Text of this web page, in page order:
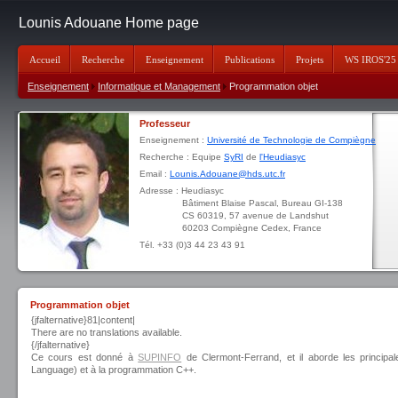
Accueil Recherche Enseignement Publications Projets WS IROS'25
Enseignement Informatique et Management Programmation objet
Lounis Adouane Home page
Professeur
Enseignement : Université de Technologie de Compiègne
Recherche : Equipe SyRI de l'Heudiasyc
Email : Lounis.Adouane@hds.utc.fr
Adresse : Heudiasyc
Bâtiment Blaise Pascal, Bureau GI-138
CS 60319, 57 avenue de Landshut
60203 Compiègne Cedex, France
Tél. +33 (0)3 44 23 43 91
Programmation objet
{jfalternative}81|content|
There are no translations available.
{/jfalternative}
Ce cours est donné àSUPINFO de Clermont-Ferrand, et il aborde les
Language) et à la programmation C++.